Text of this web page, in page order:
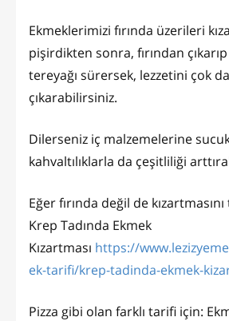
Ekmeklerimizi fırında üzerileri
pişirdikten sonra, fırından
tereyağı sürersek, lezzetini çok
çıkarabilirsiniz.
Dilerseniz iç malzemelerine
kahvaltılıklarla da çeşitliliği
Eğer fırında değil de
Krep Tadında Ekmek
Kızartması https://
ek-tarifi/krep-tadinda-ekmek-
Pizza gibi olan farklı tarifi için: